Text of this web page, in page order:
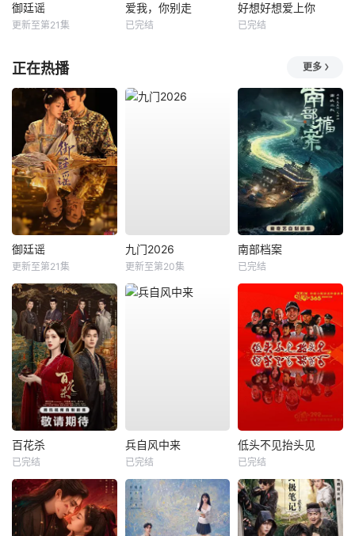
御廷谣
更新至第21集
爱我，你别走
已完结
好想好想爱上你
已完结
正在热播 更多
御廷谣
更新至第21集
九门2026
更新至第20集
南部档案
已完结
百花杀
已完结
兵自风中来
已完结
低头不见抬头见
已完结